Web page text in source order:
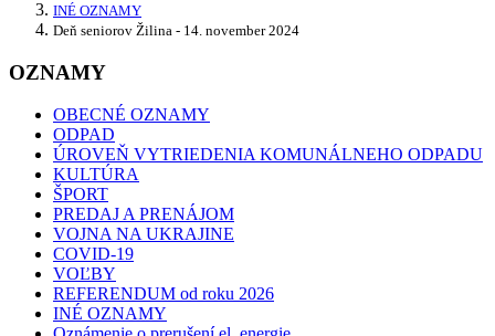
INÉ OZNAMY
Deň seniorov Žilina - 14. november 2024
OZNAMY
OBECNÉ OZNAMY
ODPAD
ÚROVEŇ VYTRIEDENIA KOMUNÁLNEHO ODPADU
KULTÚRA
ŠPORT
PREDAJ A PRENÁJOM
VOJNA NA UKRAJINE
COVID-19
VOĽBY
REFERENDUM od roku 2026
INÉ OZNAMY